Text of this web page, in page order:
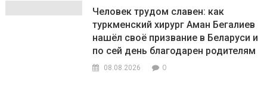
Человек трудом славен: как
туркменский хирург Аман Бегалиев
нашёл своё призвание в Беларуси и
по сей день благодарен родителям
08.08.2026 0